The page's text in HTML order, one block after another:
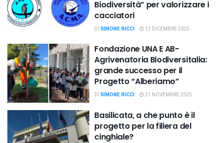
Biodiversità” per valorizzare i
cacciatori
DI SIMONE RICCI 12 DICEMBRE 2025
Fondazione UNA E AB-
Agrivenatoria Biodiversitalia:
grande successo per il
Progetto “Alberiamo”
DI SIMONE RICCI 21 NOVEMBRE 2025
Basilicata, a che punto è il
progetto per la filiera del
cinghiale?